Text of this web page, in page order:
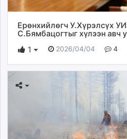
Ерөнхийлөгч У.Хүрэлсүх
С.Бямбацогтыг хүлээн авч
1
2026/04/04 4